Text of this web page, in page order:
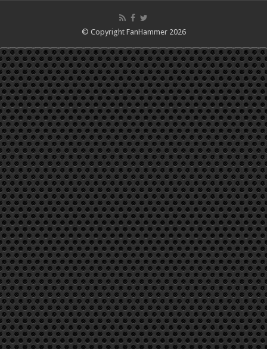
© Copyright FanHammer 2026